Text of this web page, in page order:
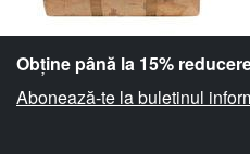
Obține până la 15%
Abonează-te la buletinul